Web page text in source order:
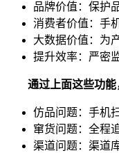
品牌价值：保护
消费者价值：手
大数据价值：为
提升效率：严密
通过上面这些功能
仿品问题：手机
窜货问题：全程
渠道问题：渠道